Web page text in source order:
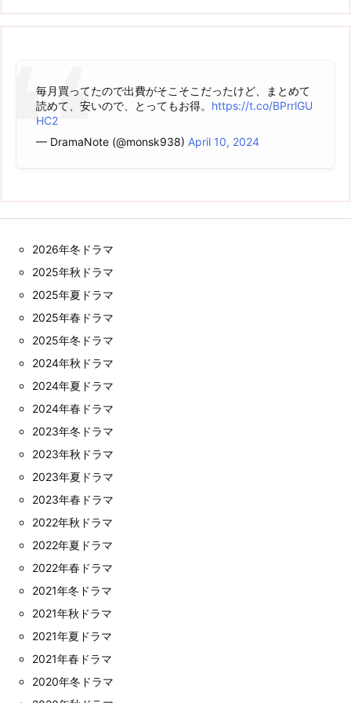
毎月買ってたので出費がそこそこだったけど、まとめて
読めて、安いので、とってもお得。 https://t.co/BPrrlGU
HC2
— DramaNote (@monsk938) April 10, 2024
2026年冬ドラマ
2025年秋ドラマ
2025年夏ドラマ
2025年春ドラマ
2025年冬ドラマ
2024年秋ドラマ
2024年夏ドラマ
2024年春ドラマ
2023年冬ドラマ
2023年秋ドラマ
2023年夏ドラマ
2023年春ドラマ
2022年秋ドラマ
2022年夏ドラマ
2022年春ドラマ
2021年冬ドラマ
2021年秋ドラマ
2021年夏ドラマ
2021年春ドラマ
2020年冬ドラマ